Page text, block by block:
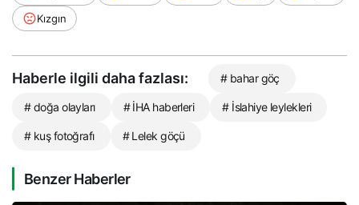
Kızgın
Haberle ilgili daha fazlası: # bahar göç
# doğa olayları # İHA haberleri # İslahiye leylekleri
# kuş fotoğrafı # Lelek göçü
Benzer Haberler